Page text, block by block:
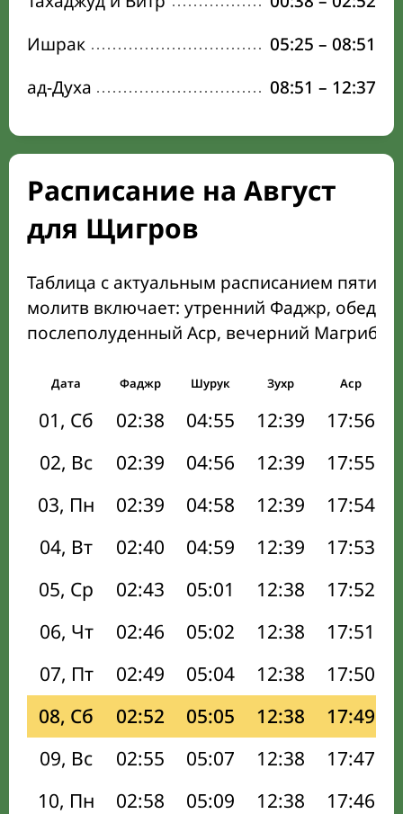
Ишрак
05:25 – 08:51
ад-Духа
08:51 – 12:37
Расписание на Август
для Щигров
Таблица с актуальным расписанием пяти
молитв включает: утренний Фаджр,
послеполуденный Аср, вечерний Магриб
Дата Фаджр Шурук Зухр Аср
01, Сб 02:38 04:55 12:39 17:56
02, Вс
02:39 04:56 12:39 17:55
03, Пн
02:39 04:58 12:39 17:54
04, Вт
02:40 04:59 12:39 17:53
05, Ср
02:43 05:01 12:38 17:52
06, Чт
02:46 05:02 12:38 17:51
07, Пт
02:49 05:04 12:38 17:50
08, Сб
02:52 05:05 12:38 17:49
09, Вс
02:55 05:07 12:38 17:47
10, Пн
02:58 05:09 12:38 17:46